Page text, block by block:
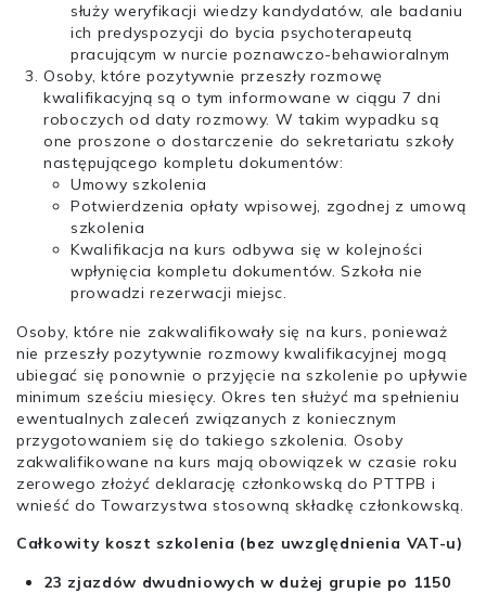
służy weryfikacji wiedzy kandydatów, ale badaniu
ich predyspozycji do bycia psychoterapeutą
pracującym w nurcie poznawczo-behawioralnym
Osoby, które pozytywnie przeszły rozmowę
kwalifikacyjną są o tym informowane w ciągu 7 dni
roboczych od daty rozmowy. W takim wypadku są
one proszone o dostarczenie do sekretariatu szkoły
następującego kompletu dokumentów:
Umowy szkolenia
Potwierdzenia opłaty wpisowej, zgodnej z umową
szkolenia
Kwalifikacja na kurs odbywa się w kolejności
wpłynięcia kompletu dokumentów. Szkoła nie
prowadzi rezerwacji miejsc.
Osoby, które nie zakwalifikowały się na kurs, ponieważ
nie przeszły pozytywnie rozmowy kwalifikacyjnej mogą
ubiegać się ponownie o przyjęcie na szkolenie po upływie
minimum sześciu miesięcy. Okres ten służyć ma spełnieniu
ewentualnych zaleceń związanych z koniecznym
przygotowaniem się do takiego szkolenia. Osoby
zakwalifikowane na kurs mają obowiązek w czasie roku
zerowego złożyć deklarację członkowską do PTTPB i
wnieść do Towarzystwa stosowną składkę członkowską.
Całkowity koszt szkolenia (bez uwzględnienia VAT-u)
23 zjazdów dwudniowych w dużej grupie po 1150